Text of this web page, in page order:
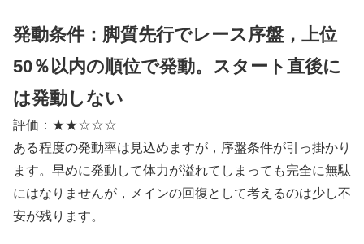
発動条件：脚質先行でレース序盤，上位
50％以内の順位で発動。スタート直後に
は発動しない
評価：★★☆☆☆
ある程度の発動率は見込めますが，序盤条件が引っ掛かり
ます。早めに発動して体力が溢れてしまっても完全に無駄
にはなりませんが，メインの回復として考えるのは少し不
安が残ります。